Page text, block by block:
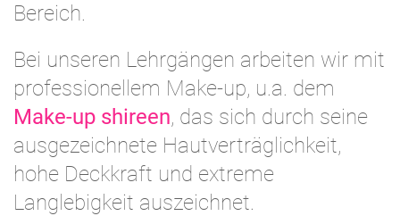
Bereich.
Bei unseren Lehrgängen arbeiten wir mit
professionellem Make-up, u.a. dem
Make-up shireen, das sich durch seine
ausgezeichnete Hautverträglichkeit,
hohe Deckkraft und extreme
Langlebigkeit auszeichnet.